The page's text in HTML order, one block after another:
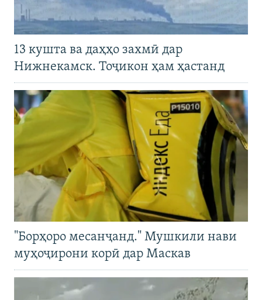
13 кушта ва даҳҳо захмӣ дар
Нижнекамск. Тоҷикон ҳам ҳастанд
"Борҳоро месанҷанд." Мушкили нави
муҳоҷирони корӣ дар Маскав